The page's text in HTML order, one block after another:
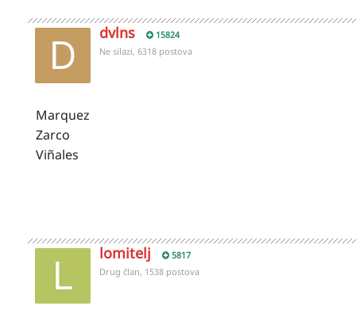
dvlns 15824
Ne silazi, 6318 postova
Marquez
Zarco
Viñales
lomitelj 5817
Drug član, 1538 postova